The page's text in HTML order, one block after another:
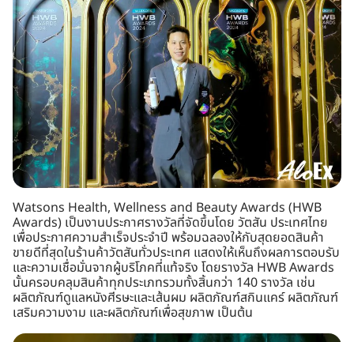
Watsons Health, Wellness and Beauty Awards (HWB
Awards) เป็นงานประกาศรางวัลที่จัดขึ้นโดย วัตสัน ประเทศไทย
เพื่อประกาศความสำเร็จประจำปี พร้อมฉลองให้กับสุดยอดสินค้า
ขายดีที่สุดในร้านค้าวัตสันทั่วประเทศ แสดงให้เห็นถึงผลการตอบรับ
และความเชื่อมั่นจากผู้บริโภคที่แท้จริง โดยรางวัล HWB Awards
นั้นครอบคลุมสินค้าทุกประเภทรวมทั้งสิ้นกว่า 140 รางวัล เช่น
ผลิตภัณฑ์ดูแลหนังศีรษะและเส้นผม ผลิตภัณฑ์สกินแคร์ ผลิตภัณฑ์
เสริมความงาม และผลิตภัณฑ์เพื่อสุขภาพ เป็นต้น